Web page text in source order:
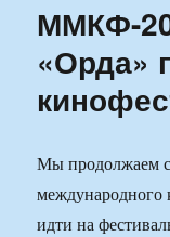
ММКФ-
«Орда»
Мы продолжаем
международного
идти на